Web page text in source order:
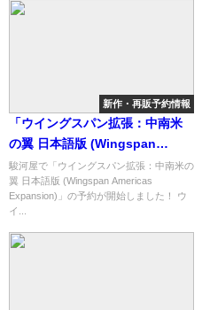
新作・再販予約情報
「ウイングスパン拡張：中南米
の翼 日本語版 (Wingspan
Americas Expansion)」の概略
と予約購入可能なショップ紹
介！
駿河屋で「ウイングスパン拡張：中南米の
翼 日本語版 (Wingspan Americas
Expansion)」の予約が開始しました！ ウ
イ...